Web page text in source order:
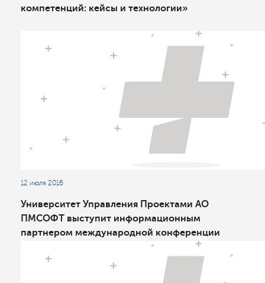
компетенций: кейсы и технологии»
12 июля 2016
Университет Управления Проектами АО
ПМСОФТ выступит информационным
партнером международной конференции
«Комплексный инжиниринг в нефтедобыче:
опыт, инновации, развитие»